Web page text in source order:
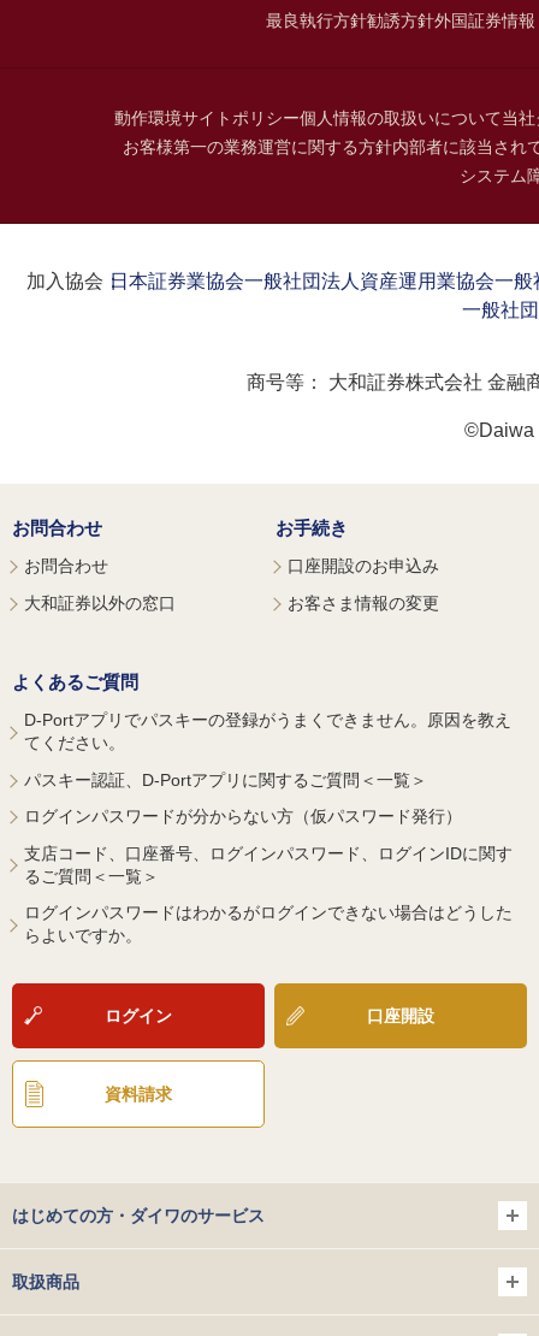
最良執行方針勧誘方針外国証券情
動作環境サイトポリシー個人情報の取扱いについて当
お客様第一の業務運営に関する方針内部者に該当され
システム
加入協会：日本証券業協会一般社団法人資産運用業協会一般
一般社
商号等： 大和証券株式会社 金融
©Daiwa
お問合わせ
お問合わせ
大和証券以外の窓口
お手続き
口座開設のお申込み
お客さま情報の変更
よくあるご質問
D-Portアプリでパスキーの登録がうまくできません。原因を教え
てください。
パスキー認証、D-Portアプリに関するご質問＜一覧＞
ログインパスワードが分からない方（仮パスワード発行）
支店コード、口座番号、ログインパスワード、ログインIDに関す
るご質問＜一覧＞
ログインパスワードはわかるがログインできない場合はどうした
らよいですか。
ログイン 口座開設
資料請求
はじめての方・ダイワのサービス
取扱商品